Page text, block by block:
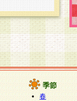
季節
春